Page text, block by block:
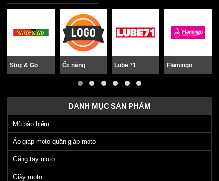
Stop & Go Ốc nâng Lube 71 Flamingo
DANH MỤC SẢN PHẨM
Mũ bảo hiểm
Áo giáp moto quần giáp moto
Găng tay moto
Giày moto